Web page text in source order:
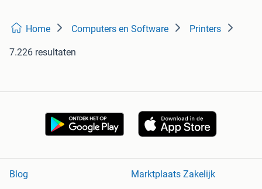
Home Computers en Software Printers
7.226 resultaten
Blog
Marktplaats Zakelijk